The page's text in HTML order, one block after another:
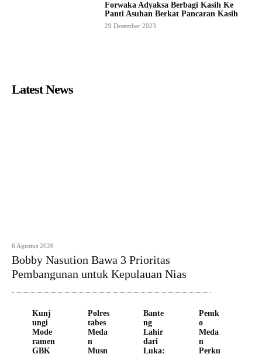
Forwaka Adyaksa Berbagi Kasih Ke
Panti Asuhan Berkat Pancaran Kasih
29 Desember 2023
Latest News
6 Agustus 2026
Bobby Nasution Bawa 3 Prioritas
Pembangunan untuk Kepulauan Nias
Kunj
ungi
Mode
ramen
GBK
Polres
tabes
Meda
n
Musn
Bante
ng
Lahir
dari
Luka:
Pemk
o
Meda
n
Perku